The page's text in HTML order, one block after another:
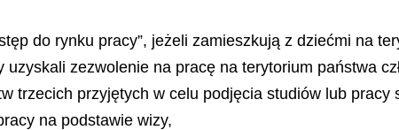
do rynku pracy”, jeżeli zamieszkują z dziećmi na
zezwolenie na pracę na terytorium państwa
trzecich przyjętych w celu podjęcia studiów lub
na podstawie wizy,